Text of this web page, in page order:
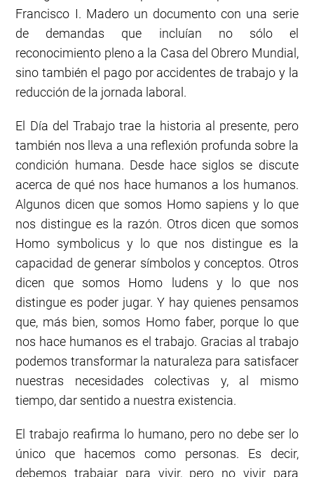
Francisco I. Madero un documento con una serie
de demandas que incluían no sólo el
reconocimiento pleno a la Casa del Obrero Mundial,
sino también el pago por accidentes de trabajo y la
reducción de la jornada laboral.
El Día del Trabajo trae la historia al presente, pero
también nos lleva a una reflexión profunda sobre la
condición humana. Desde hace siglos se discute
acerca de qué nos hace humanos a los humanos.
Algunos dicen que somos Homo sapiens y lo que
nos distingue es la razón. Otros dicen que somos
Homo symbolicus y lo que nos distingue es la
capacidad de generar símbolos y conceptos. Otros
dicen que somos Homo ludens y lo que nos
distingue es poder jugar. Y hay quienes pensamos
que, más bien, somos Homo faber, porque lo que
nos hace humanos es el trabajo. Gracias al trabajo
podemos transformar la naturaleza para satisfacer
nuestras necesidades colectivas y, al mismo
tiempo, dar sentido a nuestra existencia.
El trabajo reafirma lo humano, pero no debe ser lo
único que hacemos como personas. Es decir,
debemos trabajar para vivir, pero no vivir para